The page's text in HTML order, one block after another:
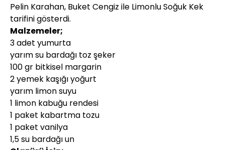
Pelin Karahan, Buket Cengiz ile Limonlu Soğuk Kek
tarifini gösterdi.
Malzemeler;
3 adet yumurta
yarım su bardağı toz şeker
100 gr bitkisel margarin
2 yemek kaşığı yoğurt
yarım limon suyu
1 limon kabuğu rendesi
1 paket kabartma tozu
1 paket vanilya
1,5 su bardağı un